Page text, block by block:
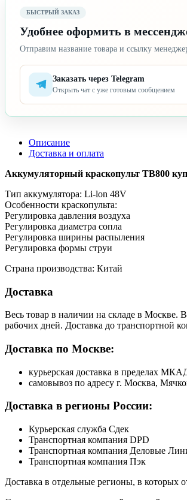
БЫСТРЫЙ ЗАКАЗ
Удобнее оформить в
Отправим название товара и ссылку
Заказать через Telegram
Открыть чат с уже готовым сообщением
Описание
Доставка и оплата
Аккумуляторный краскопульт TB800
Тип аккумулятора: Li-lon 48V
Особенности краскопульта:
Регулировка давления воздуха
Регулировка диаметра сопла
Регулировка ширины распыления
Регулировка формы струи
Страна производства: Китай
Доставка
Весь товар в наличии на складе в Москве.
рабочих дней. Доставка до транспортной
Доставка по Москве:
курьерская доставка в пределах
самовывоз по адресу г. Москва,
Доставка в регионы России:
Курьерская служба Сдек
Транспортная компания DPD
Транспортная компания Деловые
Транспортная компания Пэк
Доставка в отдельные регионы, в которых